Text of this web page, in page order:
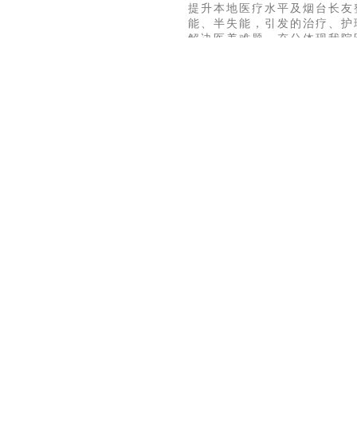
提升本地医疗水平及烟台长
能、半失能，引发的治疗、
解决医养难题，充分体现我